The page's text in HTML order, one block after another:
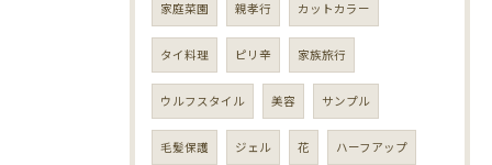
家庭菜園 親孝行 カットカラー
タイ料理 ピリ辛 家族旅行
ウルフスタイル 美容 サンプル
毛髪保護 ジェル 花 ハーフアップ